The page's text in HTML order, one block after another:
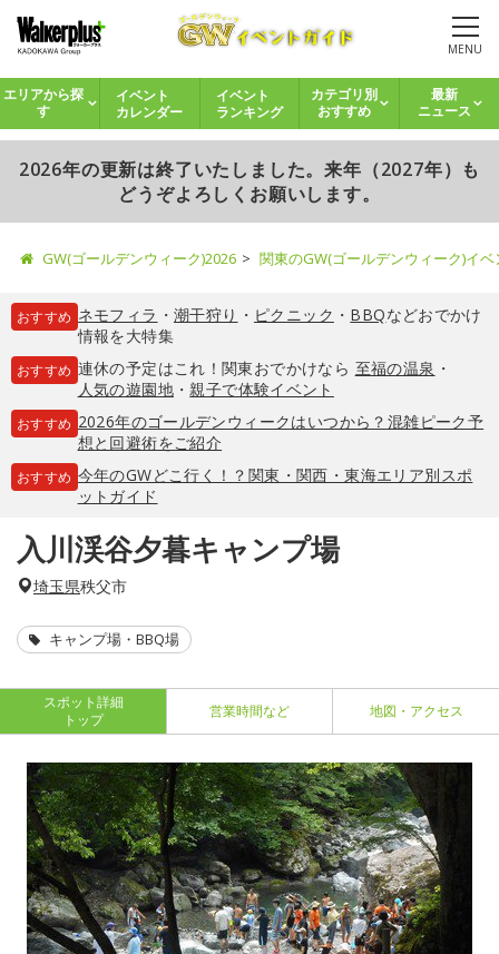
MENU
エリアから探
す
イベント
カレンダー
イベント
ランキング
カテゴリ別
おすすめ
最新
ニュース
2026年の更新は終了いたしました。来年（2027年）も
どうぞよろしくお願いします。
GW(ゴールデンウィーク)2026 関東のGW(ゴールデンウィーク)イ
おすすめ ネモフィラ ・ 潮干狩り ・ ピクニック ・ BBQなどおでかけ
情報を大特集
おすすめ 連休の予定はこれ！関東おでかけなら 至福の温泉 ・
人気の遊園地・親子で体験イベント
おすすめ 2026年のゴールデンウィークはいつから？混雑ピーク予
想と回避術をご紹介
おすすめ 今年のGWどこ行く！？関東・関西・東海エリア別スポ
ットガイド
入川渓谷夕暮キャンプ場
埼玉県秩父市
キャンプ場・BBQ場
スポット詳細
トップ
営業時間など 地図・アクセス